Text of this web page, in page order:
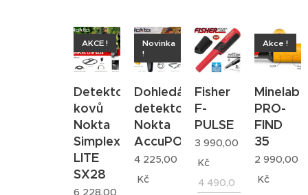
Detektor
kovů
Nokta
Simplex
LITE
SX28
AKCE !
6 228,00
Dohledávací
detektor
Nokta
AccuPOINT
Novinka
!
4 225,00
Kč
Fisher
F-
PULSE
3 990,00
Kč
4 490,0
Minelab
PRO-
FIND
35
Akce !
2 990,00
Kč